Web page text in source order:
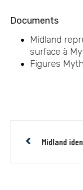
Documents
Midland
surface à
Figures